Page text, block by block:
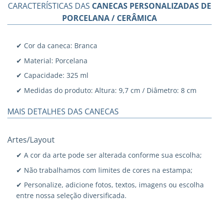
CARACTERÍSTICAS DAS CANECAS PERSONALIZADAS DE
PORCELANA / CERÂMICA
✔ Cor da caneca: Branca
✔ Material: Porcelana
✔ Capacidade: 325 ml
✔ Medidas do produto: Altura: 9,7 cm / Diâmetro: 8 cm
MAIS DETALHES DAS CANECAS
Artes/Layout
✔ A cor da arte pode ser alterada conforme sua escolha;
✔ Não trabalhamos com limites de cores na estampa;
✔ Personalize, adicione fotos, textos, imagens ou escolha
entre nossa seleção diversificada.